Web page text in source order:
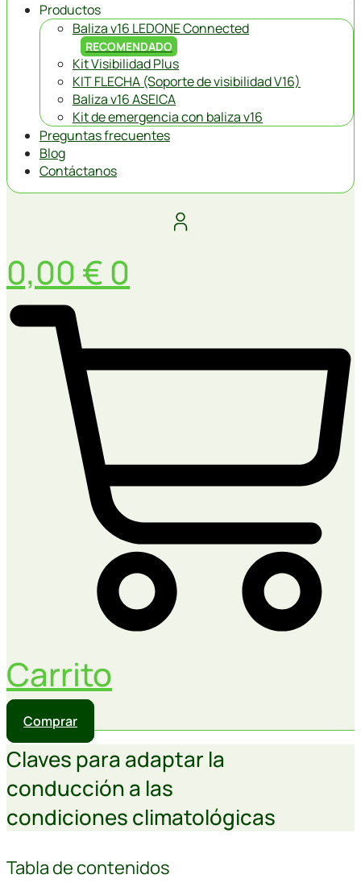
Productos
Baliza v16 LEDONE Connected
RECOMENDADO
Kit Visibilidad Plus
KIT FLECHA (Soporte de visibilidad V16)
Baliza v16 ASEICA
Kit de emergencia con baliza v16
Preguntas frecuentes
Blog
Contáctanos
0,00 € 0
Carrito
Comprar
Claves para adaptar la
conducción a las
condiciones climatológicas
Tabla de contenidos